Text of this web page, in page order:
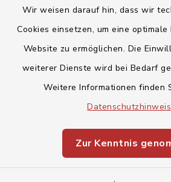
Wir weisen darauf hin, dass wir
Cookies einsetzen, um eine
Website zu ermöglichen. Die
weiterer Dienste wird bei Bedarf
Weitere Informationen finden
Zur Kenntnis
Datenschutz
Impressum
Sitemap
Cookie-